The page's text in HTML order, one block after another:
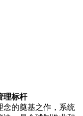
理标杆
念的奠基之作，系统